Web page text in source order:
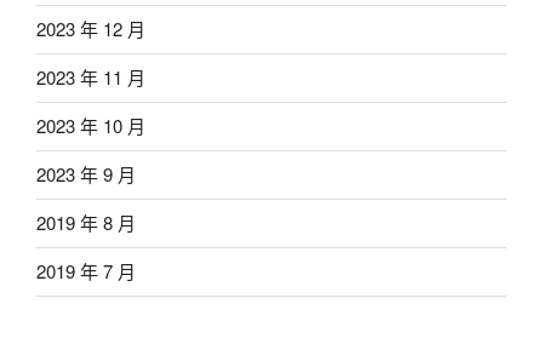
2023 年 12 月
2023 年 11 月
2023 年 10 月
2023 年 9 月
2019 年 8 月
2019 年 7 月